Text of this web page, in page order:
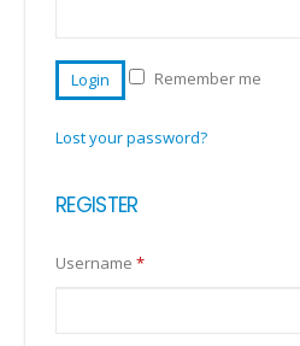
Login Remember me
Lost your password?
REGISTER
Username *